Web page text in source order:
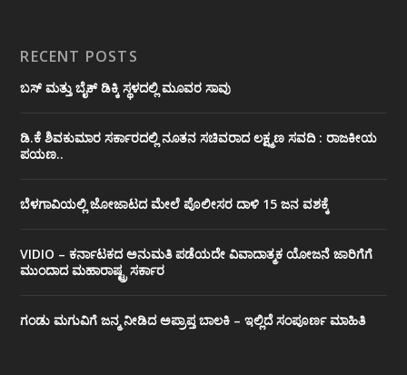
RECENT POSTS
ಬಸ್ ಮತ್ತು ಬೈಕ್ ಡಿಕ್ಕಿ ಸ್ಥಳದಲ್ಲಿ ಮೂವರ ಸಾವು
ಡಿ.ಕೆ ಶಿವಕುಮಾರ ಸರ್ಕಾರದಲ್ಲಿ ನೂತನ ಸಚಿವರಾದ ಲಕ್ಷ್ಮಣ ಸವದಿ : ರಾಜಕೀಯ
ಪಯಣ..
ಬೆಳಗಾವಿಯಲ್ಲಿ ಜೋಜಾಟದ ಮೇಲೆ ಪೊಲೀಸರ ದಾಳಿ 15 ಜನ ವಶಕ್ಕೆ
VIDIO – ಕರ್ನಾಟಕದ ಅನುಮತಿ ಪಡೆಯದೇ ವಿವಾದಾತ್ಮಕ ಯೋಜನೆ ಜಾರಿಗೆಗೆ
ಮುಂದಾದ ಮಹಾರಾಷ್ಟ್ರ ಸರ್ಕಾರ
ಗಂಡು ಮಗುವಿಗೆ ಜನ್ಮ ನೀಡಿದ ಅಪ್ರಾಪ್ತ ಬಾಲಕಿ – ಇಲ್ಲಿದೆ ಸಂಪೂರ್ಣ ಮಾಹಿತಿ